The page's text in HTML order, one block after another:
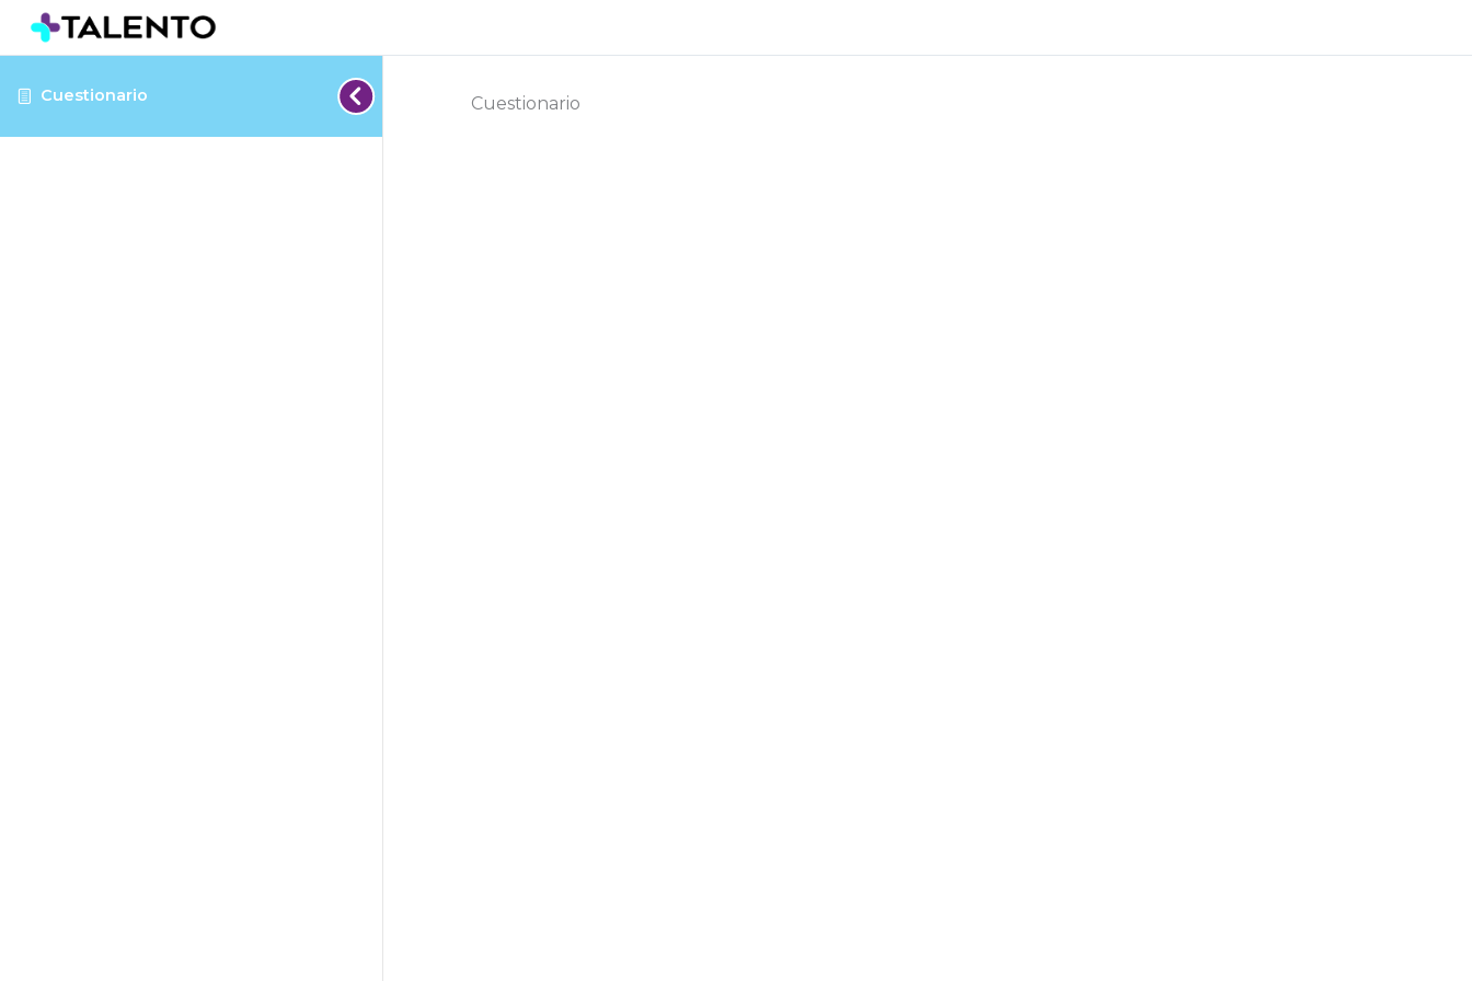
Cuestionario Cuestionario